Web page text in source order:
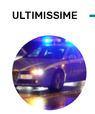
ULTIMISSIME